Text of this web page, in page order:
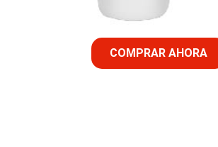
COMPRAR AHORA